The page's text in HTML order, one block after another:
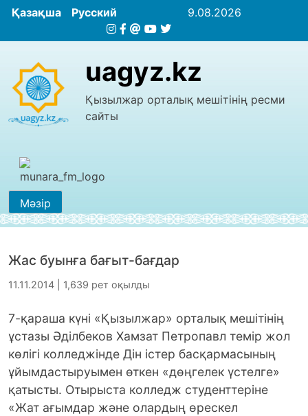
Қазақша Русский 9.08.2026
uagyz.kz
Қызылжар орталық мешітінің ресми
сайты
Мәзір
Жас буынға бағыт-бағдар
11.11.2014 | 1,639 рет оқылды
7-қараша күні «Қызылжар» орталық мешітінің
ұстазы Әділбеков Хамзат Петропавл темір жол
көлігі колледжінде Дін істер басқармасының
ұйымдастыруымен өткен «дөңгелек үстелге»
қатысты. Отырыста колледж студенттеріне
«Жат ағымдар және олардың өрескел